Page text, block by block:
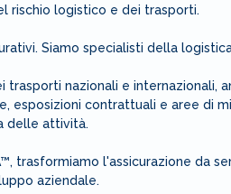
rischio logistico e dei trasporti.
Siamo specialisti della
nazionali e internazionali,
esposizioni contrattuali e aree di
delle attività.
trasformiamo l'assicurazione da
aziendale.